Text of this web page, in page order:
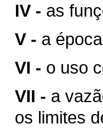
IV - as
V - a
VI - o uso
VII - a
os limites